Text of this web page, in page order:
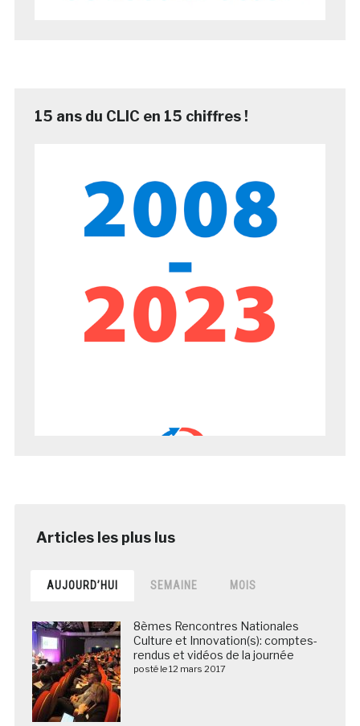
15 ans du CLIC en 15 chiffres !
AUJOURD’HUI SEMAINE MOIS
8èmes Rencontres Nationales
Culture et Innovation(s): comptes-
rendus et vidéos de la journée
posté le 12 mars 2017